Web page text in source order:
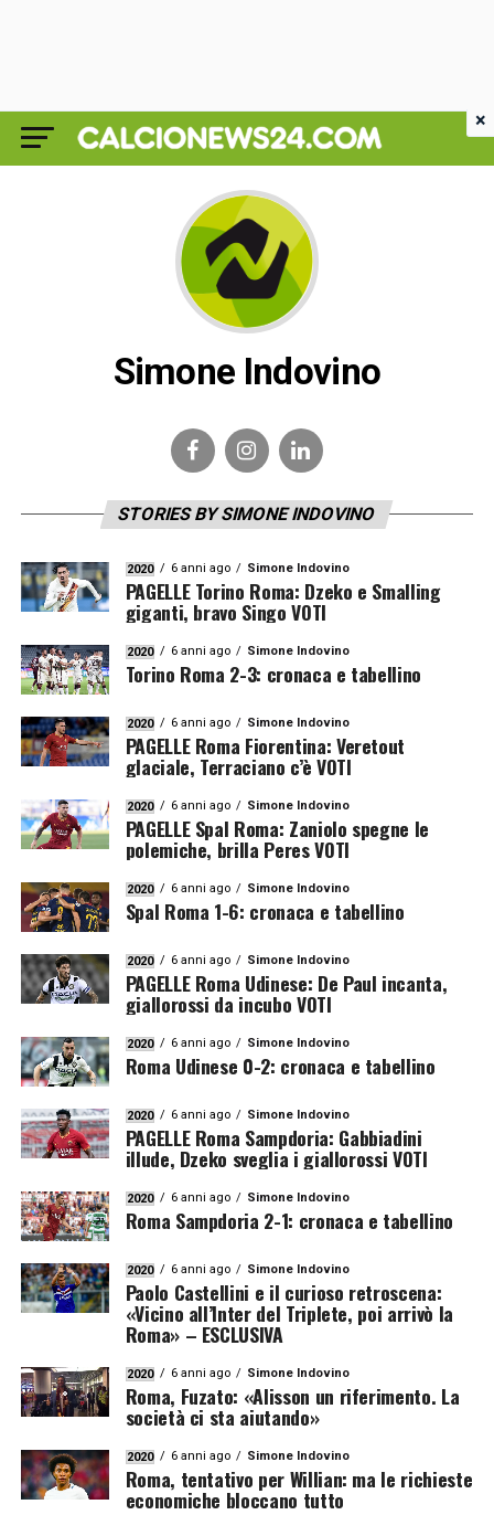
Simone Indovino
STORIES BY SIMONE INDOVINO
2020 6 anni ago Simone Indovino
PAGELLE Torino Roma: Dzeko e Smalling
giganti, bravo Singo VOTI
2020 6 anni ago Simone Indovino
Torino Roma 2-3: cronaca e tabellino
2020 6 anni ago Simone Indovino
PAGELLE Roma Fiorentina: Veretout
glaciale, Terraciano c’è VOTI
2020 6 anni ago Simone Indovino
PAGELLE Spal Roma: Zaniolo spegne le
polemiche, brilla Peres VOTI
2020 6 anni ago Simone Indovino
Spal Roma 1-6: cronaca e tabellino
2020 6 anni ago Simone Indovino
PAGELLE Roma Udinese: De Paul incanta,
giallorossi da incubo VOTI
2020 6 anni ago Simone Indovino
Roma Udinese 0-2: cronaca e tabellino
2020 6 anni ago Simone Indovino
PAGELLE Roma Sampdoria: Gabbiadini
illude, Dzeko sveglia i giallorossi VOTI
2020 6 anni ago Simone Indovino
Roma Sampdoria 2-1: cronaca e tabellino
2020 6 anni ago Simone Indovino
Paolo Castellini e il curioso retroscena:
«Vicino all’Inter del Triplete, poi arrivò la
Roma» – ESCLUSIVA
2020 6 anni ago Simone Indovino
Roma, Fuzato: «Alisson un riferimento. La
società ci sta aiutando»
2020 6 anni ago Simone Indovino
Roma, tentativo per Willian: ma le richieste
economiche bloccano tutto
×